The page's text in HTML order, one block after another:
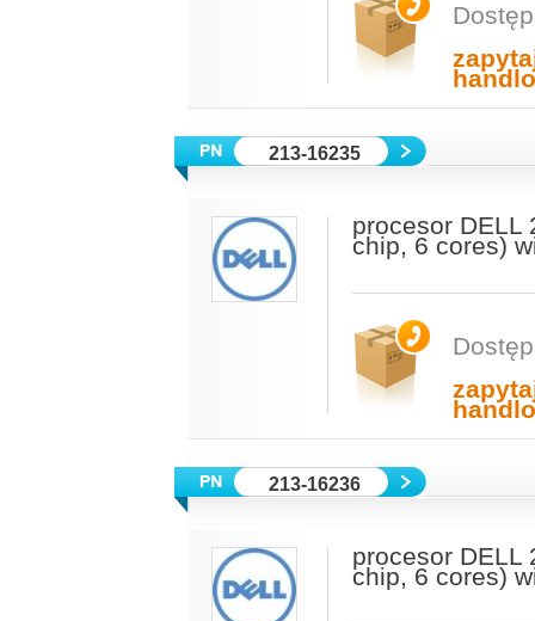
213-16235
procesor DELL
chip, 6 cores)
213-16236
procesor DELL
chip, 6 cores)